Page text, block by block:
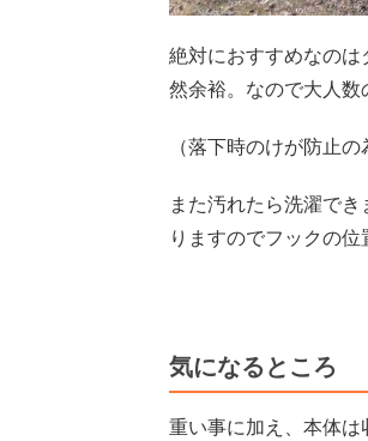
絶対におすすめなの
然余裕。なので大人数
（落下時のけが防止
また汚れたら洗濯で
りますのでフックの位
気になるところ
重い事に加え、本体は